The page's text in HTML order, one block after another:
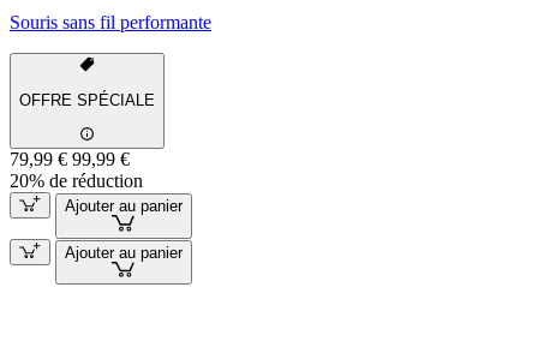
Souris sans fil performante
OFFRE SPÉCIALE
79,99 € 99,99 €
20% de réduction
Ajouter au panier
Ajouter au panier